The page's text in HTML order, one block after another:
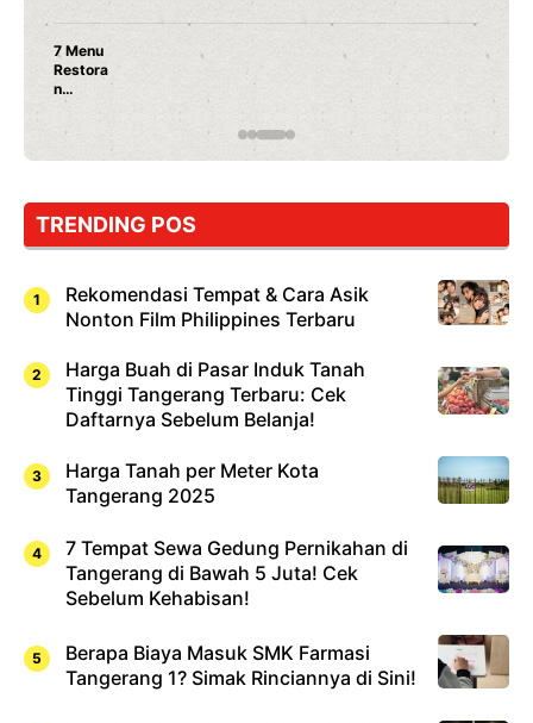
Nunung Srimulat & Vicky Prasetyo Buka Restoran
Rahasia Mami Bikin Nagih!
TRENDING POS
Rekomendasi Tempat & Cara Asik
Nonton Film Philippines Terbaru
Harga Buah di Pasar Induk Tanah
Tinggi Tangerang Terbaru: Cek
Daftarnya Sebelum Belanja!
Harga Tanah per Meter Kota
Tangerang 2025
7 Tempat Sewa Gedung Pernikahan di
Tangerang di Bawah 5 Juta! Cek
Sebelum Kehabisan!
Berapa Biaya Masuk SMK Farmasi
Tangerang 1? Simak Rinciannya di Sini!